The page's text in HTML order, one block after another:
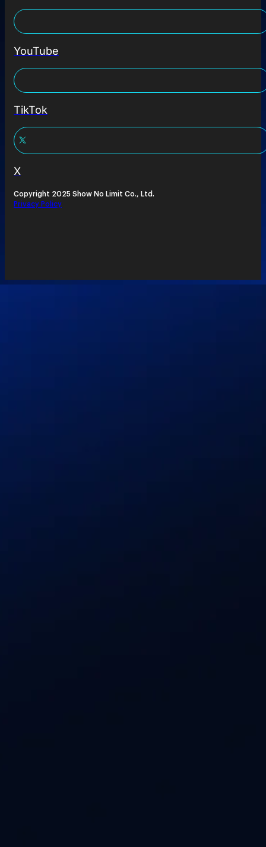
YouTube
TikTok
X
Copyright 2025 Show No Limit Co., Ltd.
Privacy Policy